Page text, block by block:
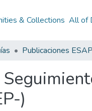
& Collections All of
Publicaciones ESAP
)